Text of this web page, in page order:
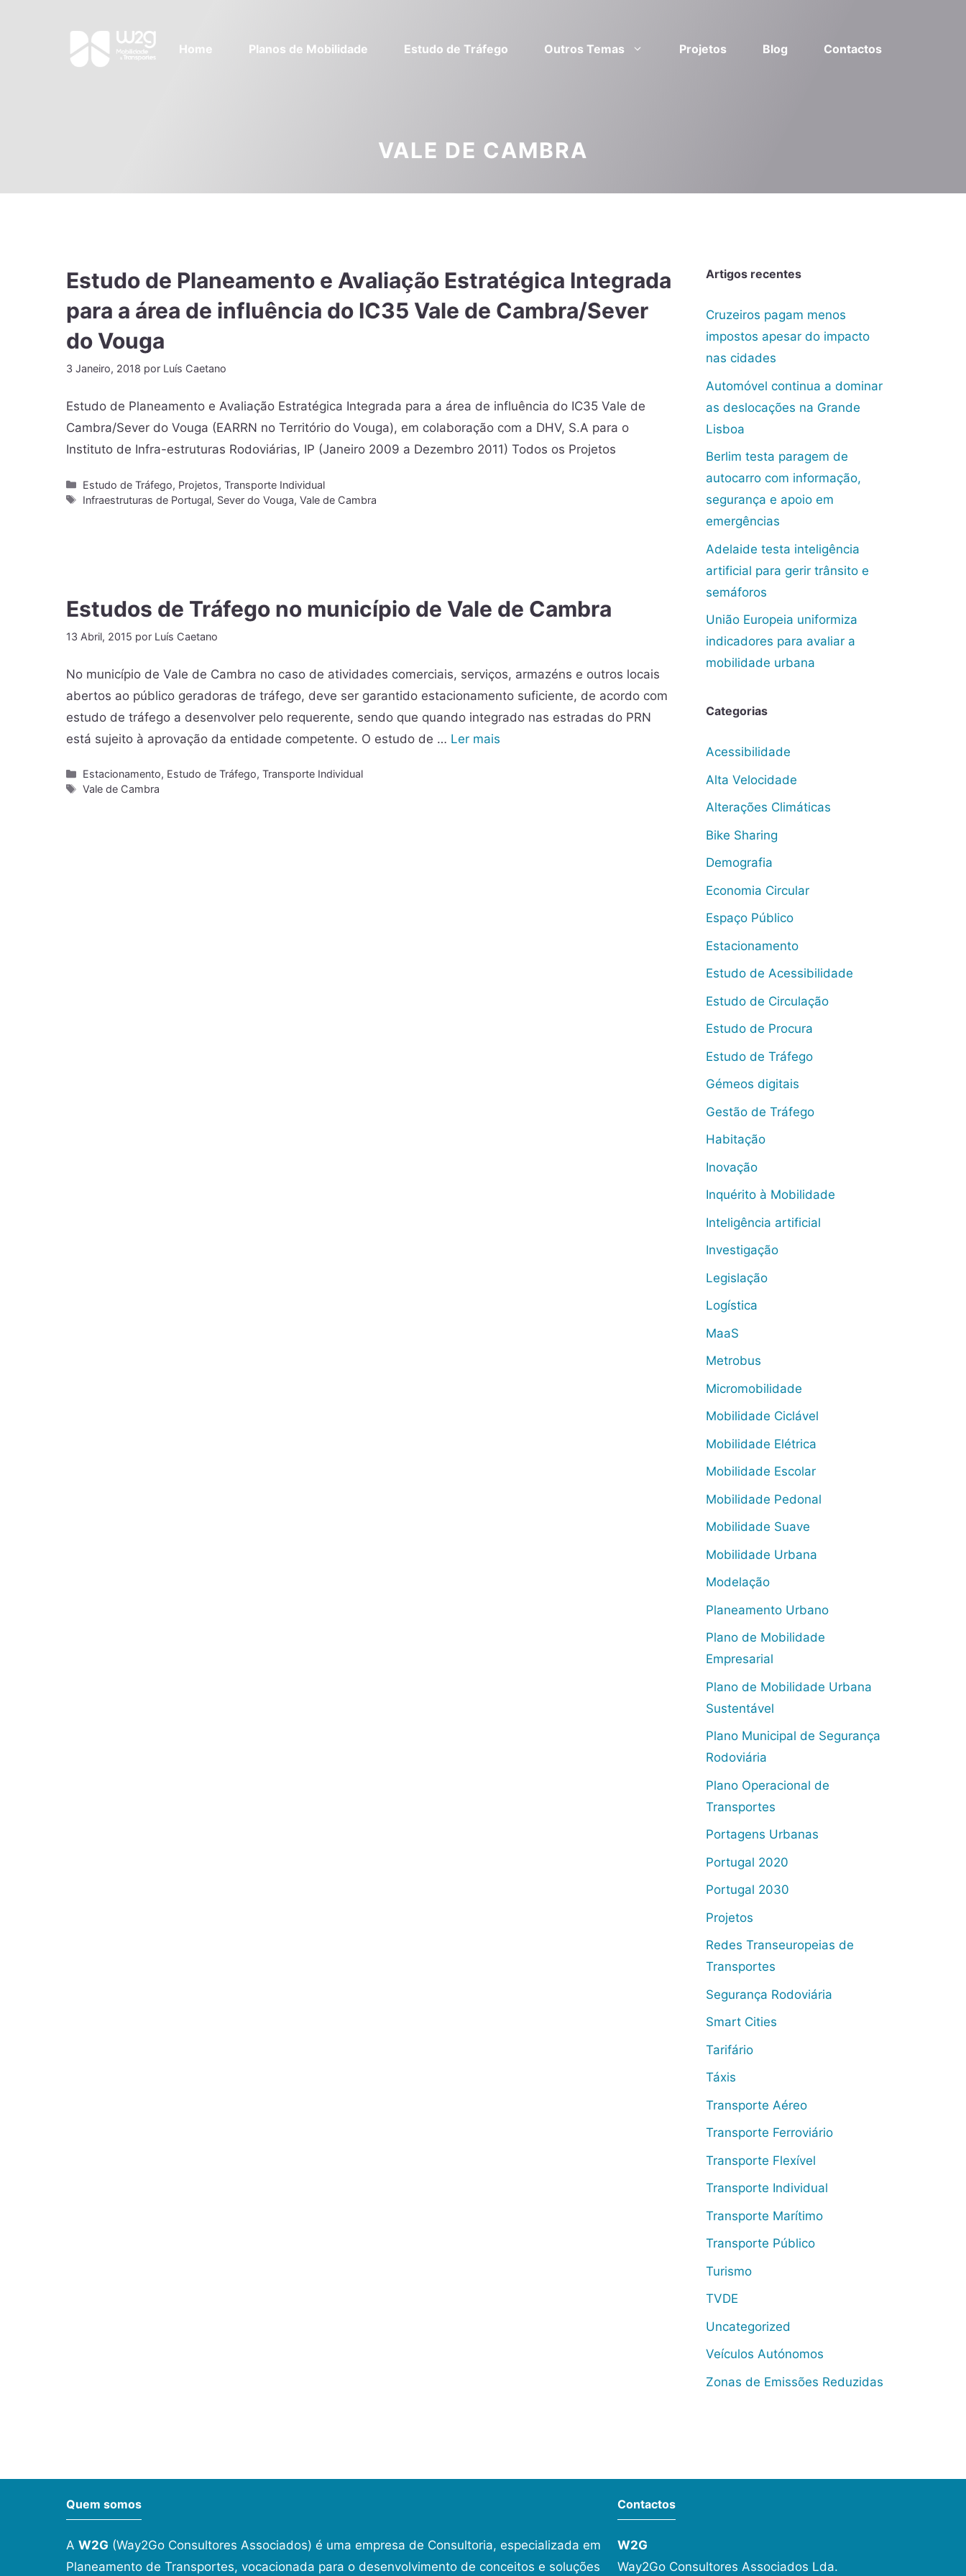
Home Planos de Mobilidade Estudo de Tráfego Outros Temas Projetos Blog Contactos
VALE DE CAMBRA
Estudo de Planeamento e Avaliação Estratégica Integrada
para a área de influência do IC35 Vale de Cambra/Sever
do Vouga
3 Janeiro, 2018 por Luís Caetano
Estudo de Planeamento e Avaliação Estratégica Integrada para a área de influência do IC35 Vale de
Cambra/Sever do Vouga (EARRN no Território do Vouga), em colaboração com a DHV, S.A para o
Instituto de Infra-estruturas Rodoviárias, IP (Janeiro 2009 a Dezembro 2011) Todos os Projetos
Estudo de Tráfego, Projetos,Transporte Individual
Infraestruturas de Portugal, Sever do Vouga,Vale de Cambra
Estudos de Tráfego no município de Vale de Cambra
13 Abril, 2015 por Luís Caetano
No município de Vale de Cambra no caso de atividades comerciais, serviços, armazéns e outros locais
abertos ao público geradoras de tráfego, deve ser garantido estacionamento suficiente, de acordo com
estudo de tráfego a desenvolver pelo requerente, sendo que quando integrado nas estradas do PRN
está sujeito à aprovação da entidade competente. O estudo de … Ler mais
Estacionamento, Estudo de Tráfego,Transporte Individual
Vale de Cambra
Artigos recentes
Cruzeiros pagam menos
impostos apesar do impacto
nas cidades
Automóvel continua a dominar
as deslocações na Grande
Lisboa
Berlim testa paragem de
autocarro com informação,
segurança e apoio em
emergências
Adelaide testa inteligência
artificial para gerir trânsito e
semáforos
União Europeia uniformiza
indicadores para avaliar a
mobilidade urbana
Categorias
Acessibilidade
Alta Velocidade
Alterações Climáticas
Bike Sharing
Demografia
Economia Circular
Espaço Público
Estacionamento
Estudo de Acessibilidade
Estudo de Circulação
Estudo de Procura
Estudo de Tráfego
Gémeos digitais
Gestão de Tráfego
Habitação
Inovação
Inquérito à Mobilidade
Inteligência artificial
Investigação
Legislação
Logística
MaaS
Metrobus
Micromobilidade
Mobilidade Ciclável
Mobilidade Elétrica
Mobilidade Escolar
Mobilidade Pedonal
Mobilidade Suave
Mobilidade Urbana
Modelação
Planeamento Urbano
Plano de Mobilidade
Empresarial
Plano de Mobilidade Urbana
Sustentável
Plano Municipal de Segurança
Rodoviária
Plano Operacional de
Transportes
Portagens Urbanas
Portugal 2020
Portugal 2030
Projetos
Redes Transeuropeias de
Transportes
Segurança Rodoviária
Smart Cities
Tarifário
Táxis
Transporte Aéreo
Transporte Ferroviário
Transporte Flexível
Transporte Individual
Transporte Marítimo
Transporte Público
Turismo
TVDE
Uncategorized
Veículos Autónomos
Zonas de Emissões Reduzidas
Quem somos
A W2G (Way2Go Consultores Associados) é uma empresa de Consultoria, especializada em
Planeamento de Transportes, vocacionada para o desenvolvimento de conceitos e soluções
Contactos
W2G
Way2Go Consultores Associados Lda.